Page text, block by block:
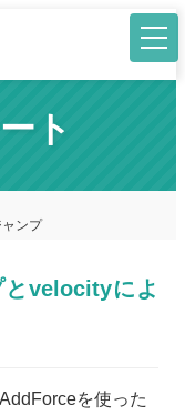
ト
ンプ
velocityによ
を使った